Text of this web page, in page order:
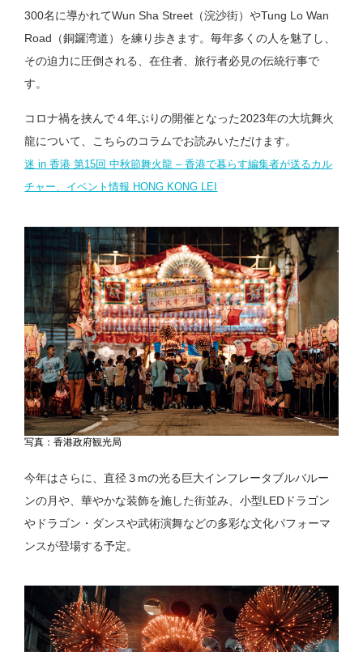
300名に導かれてWun Sha Street（浣沙街）やTung Lo Wan
Road（銅鑼湾道）を練り歩きます。毎年多くの人を魅了し、
その迫力に圧倒される、在住者、旅行者必見の伝統行事で
す。
コロナ禍を挟んで４年ぶりの開催となった2023年の大坑舞火
龍について、こちらのコラムでお読みいただけます。
迷 in 香港 第15回 中秋節舞火龍 – 香港で暮らす編集者が送るカル
チャー、イベント情報 HONG KONG LEI
写真：香港政府観光局
今年はさらに、直径３mの光る巨大インフレータブルバルー
ンの月や、華やかな装飾を施した街並み、小型LEDドラゴン
やドラゴン・ダンスや武術演舞などの多彩な文化パフォーマ
ンスが登場する予定。